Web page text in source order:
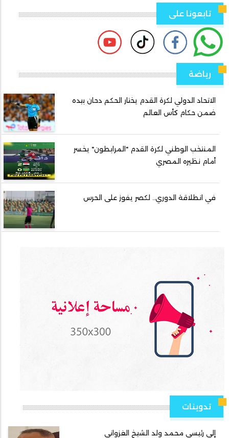
تابعونا على
رياضة
الاتحاد الدولي لكرة القدم يختار الحكم دحان بيده
ضمن حكام كأس العالم
المنتخب الوطني لكرة القدم "المرابطون" يخسر
أمام نظيره المصري
في انطلاقة الدوري.. لكصر يفوز على الحرس
تدوينات
إلى رئيسي محمد ولد الشيخ الغزواني